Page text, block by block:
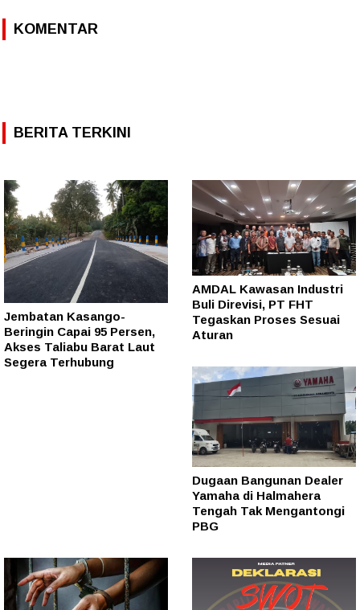
KOMENTAR
BERITA TERKINI
Jembatan Kasango-
Beringin Capai 95 Persen,
Akses Taliabu Barat Laut
Segera Terhubung
AMDAL Kawasan Industri
Buli Direvisi, PT FHT
Tegaskan Proses Sesuai
Aturan
Dugaan Bangunan Dealer
Yamaha di Halmahera
Tengah Tak Mengantongi
PBG